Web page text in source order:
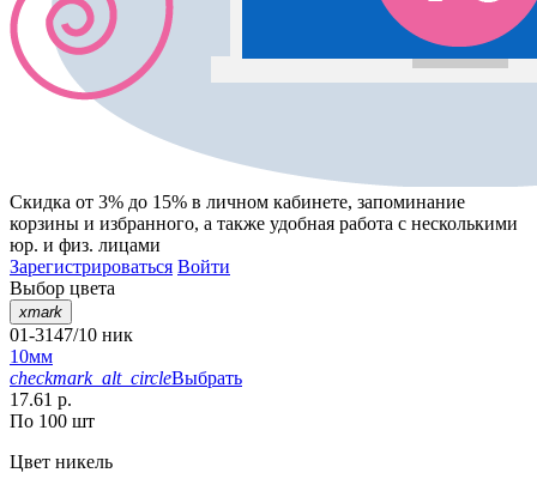
Скидка от 3% до 15% в личном кабинете, запоминание
корзины и избранного, а также удобная работа с несколькими
юр. и физ. лицами
Зарегистрироваться Войти
Выбор цвета
xmark
01-3147/10 ник
10мм
checkmark_alt_circleВыбрать
17.61 р.
По 100 шт
Цвет никель